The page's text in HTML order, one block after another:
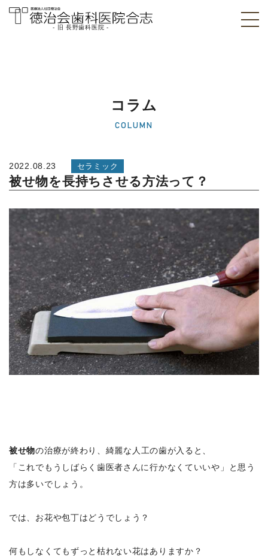
医院]｜熊本県合志
- 旧 長野歯科医院 -
コラム
COLUMN
2022.08.23 セラミック
被せ物を長持ちさせる方法って？
被せ物の治療が終わり、綺麗な人工の歯が入ると、
「これでもうしばらく歯医者さんに行かなくていいや」と思う
方は多いでしょう。
では、お花や包丁はどうでしょう？
何もしなくてもずっと枯れない花はありますか？